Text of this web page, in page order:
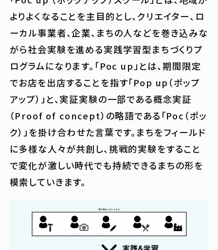
よりよくなることを主目的とし、クリエイター、ロ
ーカル事業者、企業、まちの人などを巻き込みな
がら社会実験を進める実践学習型まちづくりプ
ログラムになります。「Poc up」とは、期間限定
でお店を出店することを指す「Pop up（ポップ
アップ）」と、実証実験の一部である概念実証
（Proof of concept）の略語である「Poc（ポッ
ク）」を掛け合わせた言葉です。まちをフィールド
に多様な人々が共創し、挑戦的実験をすること
で変化が激しい時代でも持続できるまちの形を
模索していきます。